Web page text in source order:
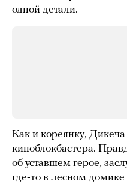
одной детали.
Как и кореянку,
киноблокбастера.
об уставшем герое,
где-то в лесном